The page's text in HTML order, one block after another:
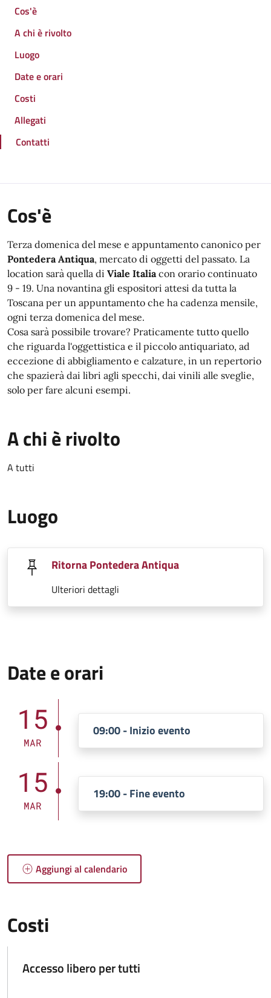
Cos'è
A chi è rivolto
Luogo
Date e orari
Costi
Allegati
Contatti
Cos'è
Terza domenica del mese e appuntamento canonico per
Pontedera Antiqua, mercato di oggetti del passato. La
location sarà quella di Viale Italiacon orario continuato
9 - 19. Una novantina gli espositori attesi da tutta la
Toscana per un appuntamento che ha cadenza mensile,
ogni terza domenica del mese.
Cosa sarà possibile trovare? Praticamente tutto quello
che riguarda l'oggettistica e il piccolo antiquariato, ad
eccezione di abbigliamento e calzature, in un repertorio
che spazierà dai libri agli specchi, dai vinili alle sveglie,
solo per fare alcuni esempi.
A chi è rivolto
A tutti
Luogo
Ritorna Pontedera Antiqua
Ulteriori dettagli
Date e orari
15
MAR
09:00 - Inizio evento
15
MAR
19:00 - Fine evento
Aggiungi al calendario
Costi
Accesso libero per tutti